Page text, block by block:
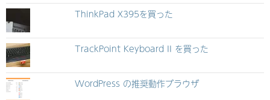
ThinkPad X395を買った
TrackPoint Keyboard II を買った
WordPress の推奨動作ブラウザ